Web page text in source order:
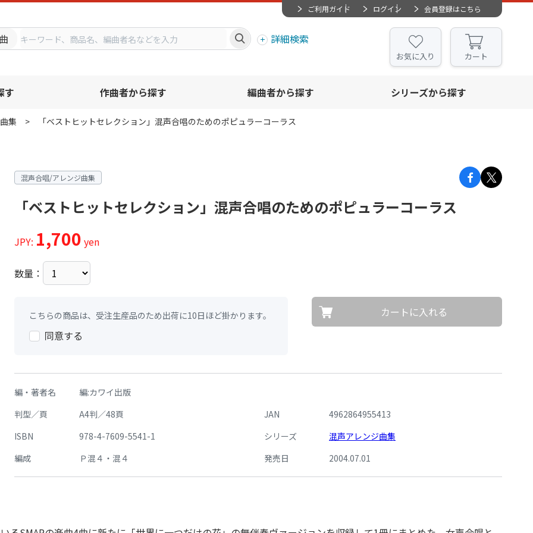
ご利用ガイド ログイン 会員登録はこちら
詳細検索
お気に入り カート
す 作曲者から探す 編曲者から探す シリーズから探す
集 「ベストヒットセレクション」混声合唱のためのポピュラーコーラス
混声合唱/アレンジ曲集
「ベストヒットセレクション」混声合唱のためのポピュラーコーラス
JPY: 1,700 yen
数量：
こちらの商品は、受注生産品のため出荷に10日ほど掛かります。
同意する
カートに入れる
編・著者名
編:カワイ出版
判型／頁
A4判／48頁 JAN
4962864955413
ISBN
978-4-7609-5541-1 シリーズ
混声アレンジ曲集
編成
Ｐ混４・混４ 発売日 2004.07.01